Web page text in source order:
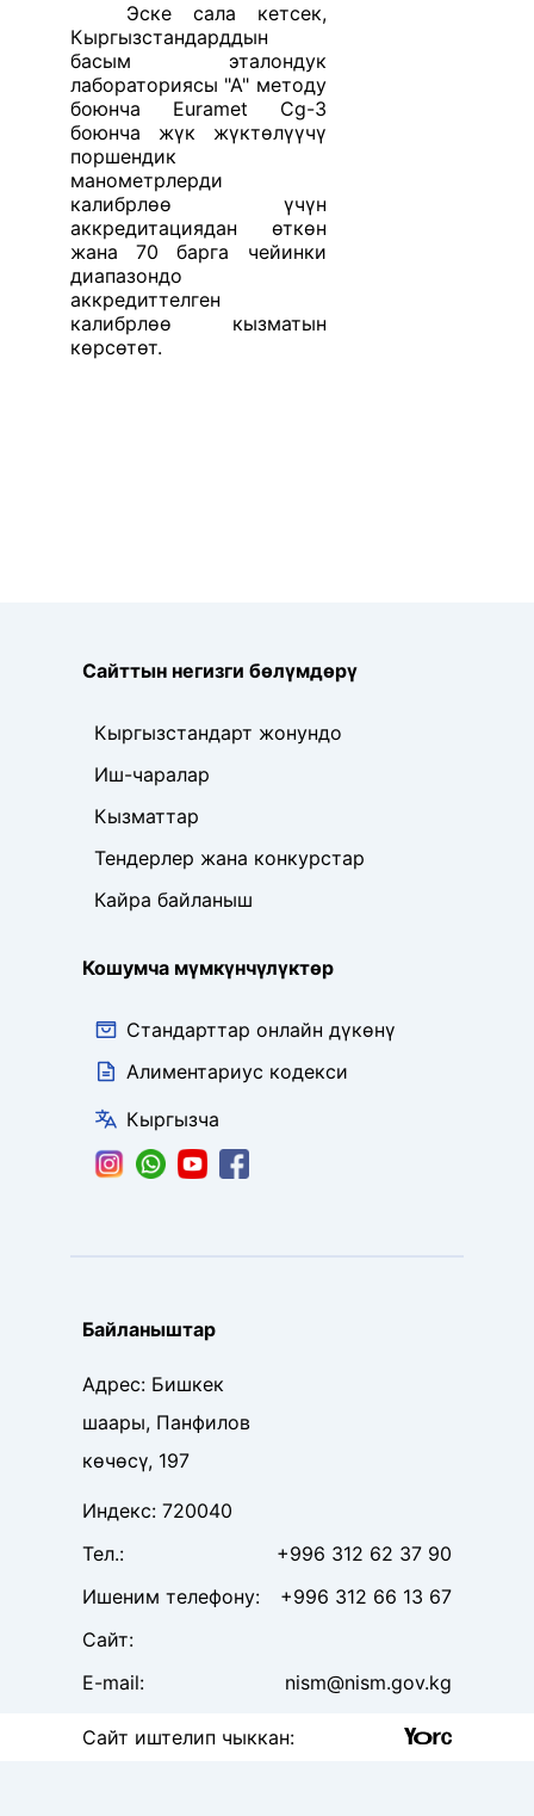
Эске сала кетсек,
Кыргызстандарддын
басым эталондук
лабораториясы "А" методу
боюнча Euramet Cg-3
боюнча жүк жүктөлүүчү
поршендик
манометрлерди
калибрлөө үчүн
аккредитациядан өткөн
жана 70 барга чейинки
диапазондо
аккредиттелген
калибрлөө кызматын
көрсөтөт.
Сайттын негизги бөлүмдөрү
Кошумча мүмкүнчүлүктөр
Кыргызстандарт жонундо
Иш-чаралар
Кызматтар
Тендерлер жана конкурстар
Кайра байланыш
Стандарттар онлайн дүкөнү
Алиментариус кодекси
Кыргызча
Байланыштар
Адрес: Бишкек
шаары, Панфилов
көчөсү, 197
Индекс: 720040
Тел.:
+996 312 62 37 90
Ишеним телефону:
+996 312 66 13 67
Сайт:
E-mail:
nism@nism.gov.kg
Сайт иштелип чыккан: